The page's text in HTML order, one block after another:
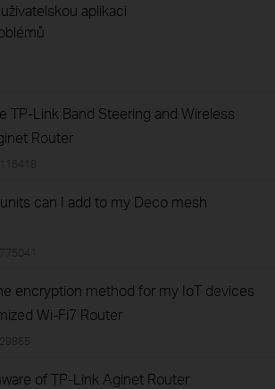
aplikaci
TP-Link Band Steering and Wireless
Router
116418
can I add to my Deco mesh
775041
encryption method for my IoT devices
Wi-Fi7 Router
29865
of TP-Link Aginet Router